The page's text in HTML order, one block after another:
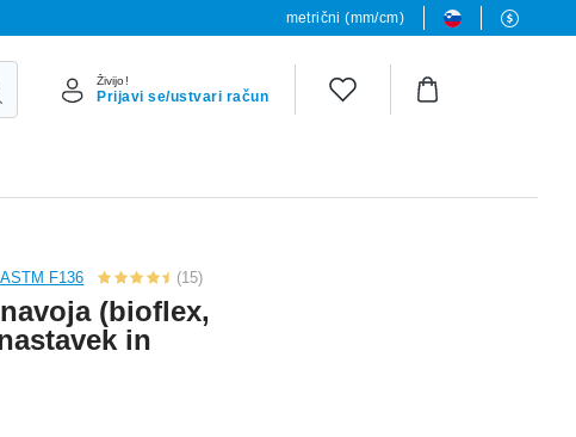
metrični (mm/cm)
Živijo!
Prijavi se/ustvari račun
F136 (15)
(bioflex,
in